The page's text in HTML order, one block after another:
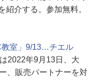
紹介する。参加無料。
教室」9/13…チエル
2022年9月13日、大
、販売パートナーを対